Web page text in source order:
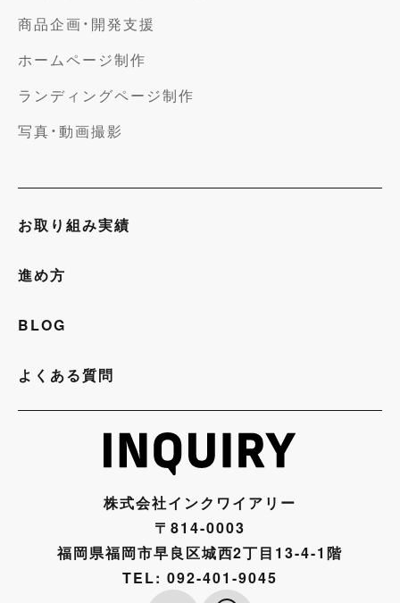
商品企画・開発支援
ホームページ制作
ランディングページ制作
写真・動画撮影
お取り組み実績
進め方
BLOG
よくある質問
株式会社インクワイアリー
〒814-0003
福岡県福岡市早良区城西2丁目13-4-1階
TEL:092-401-9045